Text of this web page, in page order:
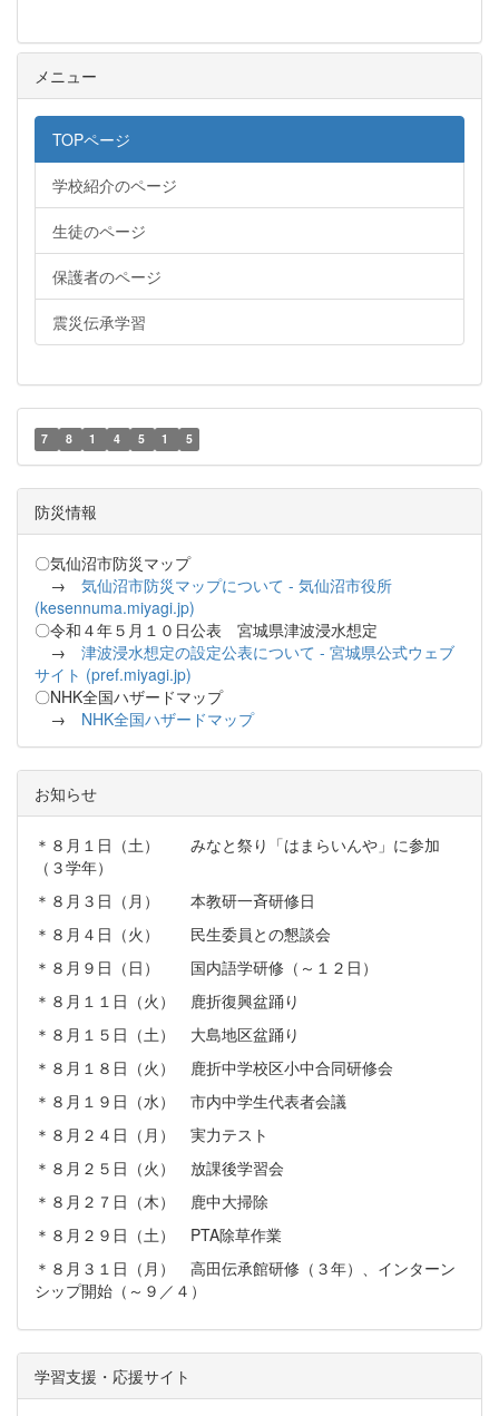
メニュー
TOPページ
学校紹介のページ
生徒のページ
保護者のページ
震災伝承学習
7 8 1 4 5 1 5
防災情報
〇気仙沼市防災マップ
→ 気仙沼市防災マップについて - 気仙沼市役所
(kesennuma.miyagi.jp)
〇令和４年５月１０日公表 宮城県津波浸水想定
→ 津波浸水想定の設定公表について - 宮城県公式ウェブ
サイト (pref.miyagi.jp)
〇NHK全国ハザードマップ
→ NHK全国ハザードマップ
お知らせ
＊８月１日（土） みなと祭り「はまらいんや」に参加
（３学年）
＊８月３日（月） 本教研一斉研修日
＊８月４日（火） 民生委員との懇談会
＊８月９日（日） 国内語学研修（～１２日）
＊８月１１日（火） 鹿折復興盆踊り
＊８月１５日（土） 大島地区盆踊り
＊８月１８日（火） 鹿折中学校区小中合同研修会
＊８月１９日（水） 市内中学生代表者会議
＊８月２４日（月） 実力テスト
＊８月２５日（火） 放課後学習会
＊８月２７日（木） 鹿中大掃除
＊８月２９日（土） PTA除草作業
＊８月３１日（月） 高田伝承館研修（３年）、インターン
シップ開始（～９／４）
学習支援・応援サイト